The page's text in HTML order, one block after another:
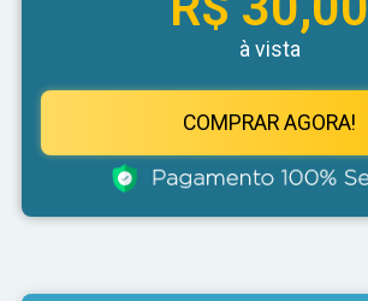
à vista
COMPRAR AGORA!